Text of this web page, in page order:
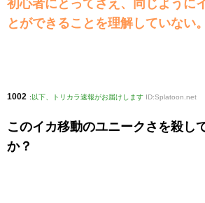
初心者にとってさえ、同じように
とができることを理解していない。
1002 : 以下、トリカラ速報がお届けします ID:Splatoon.net
このイカ移動のユニークさを殺し
か？